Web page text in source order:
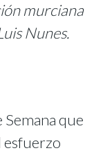
murciana
Nunes.
que
esfuerzo